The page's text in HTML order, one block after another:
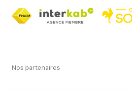
Nos partenaires